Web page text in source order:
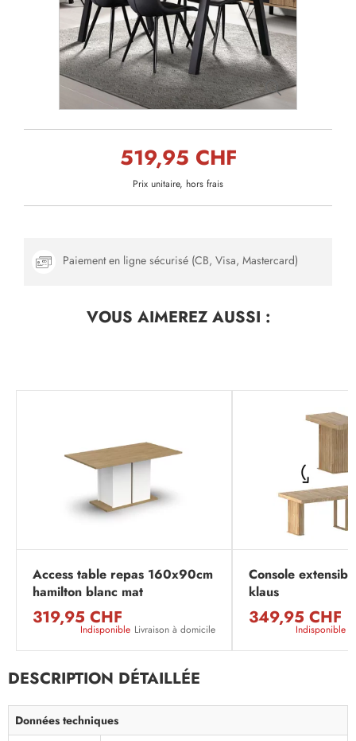
519,95 CHF
Prix unitaire, hors frais
Paiement en ligne sécurisé (CB, Visa, Mastercard)
VOUS AIMEREZAUSSI :
Access table repas 160x90cm
hamilton blanc mat
319,95 CHF
Indisponible Livraison à domicile
Console
klaus
349,95 CHF
Indisponible
DESCRIPTION DÉTAILLÉE
Données techniques